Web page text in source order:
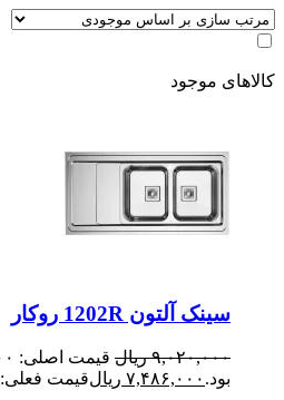
کالاهای موجود
سینک آلتون 1202R روکار
۹,۰۲۰,۰۰۰ ریال
بود.۷,۴۸۶,۰۰۰ ریال قیمت فعلی: ۷,۴۸۶,۰۰۰ ریال.